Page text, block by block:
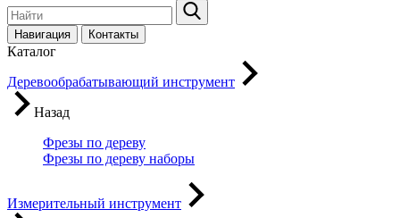
Навигация Контакты
Каталог
Деревообрабатывающий инструмент
Назад
Фрезы по дереву
Фрезы по дереву наборы
Измерительный инструмент